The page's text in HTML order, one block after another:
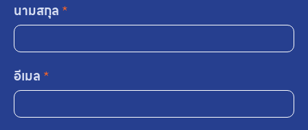
นามสกุล *
อีเมล *